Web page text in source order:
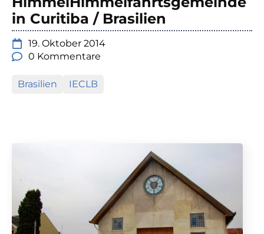
in Curitiba / Brasilien
19. Oktober 2014
0 Kommentare
Brasilien IECLB